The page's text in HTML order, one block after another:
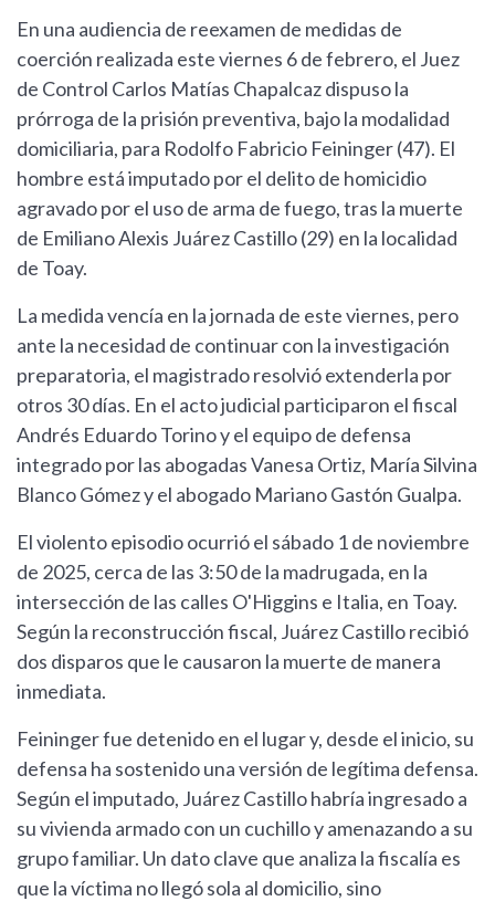
En una audiencia de reexamen de medidas de
coerción realizada este viernes 6 de febrero, el Juez
de Control Carlos Matías Chapalcaz dispuso la
prórroga de la prisión preventiva, bajo la modalidad
domiciliaria, para Rodolfo Fabricio Feininger (47). El
hombre está imputado por el delito de homicidio
agravado por el uso de arma de fuego, tras la muerte
de Emiliano Alexis Juárez Castillo (29) en la localidad
de Toay.
La medida vencía en la jornada de este viernes, pero
ante la necesidad de continuar con la investigación
preparatoria, el magistrado resolvió extenderla por
otros 30 días. En el acto judicial participaron el fiscal
Andrés Eduardo Torino y el equipo de defensa
integrado por las abogadas Vanesa Ortiz, María Silvina
Blanco Gómez y el abogado Mariano Gastón Gualpa.
El violento episodio ocurrió el sábado 1 de noviembre
de 2025, cerca de las 3:50 de la madrugada, en la
intersección de las calles O'Higgins e Italia, en Toay.
Según la reconstrucción fiscal, Juárez Castillo recibió
dos disparos que le causaron la muerte de manera
inmediata.
Feininger fue detenido en el lugar y, desde el inicio, su
defensa ha sostenido una versión de legítima defensa.
Según el imputado, Juárez Castillo habría ingresado a
su vivienda armado con un cuchillo y amenazando a su
grupo familiar. Un dato clave que analiza la fiscalía es
que la víctima no llegó sola al domicilio, sino